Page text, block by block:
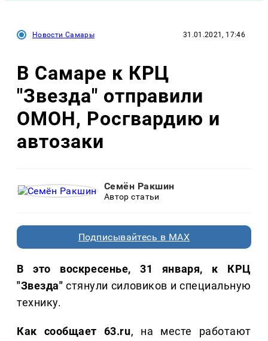
Новости Самары 31.01.2021, 17:46
В Самаре к КРЦ
"Звезда" отправили
ОМОН, Росгвардию и
автозаки
Семён Ракшин
Автор статьи
Подписывайтесь в MAX
В это воскресенье, 31 января, к КРЦ
"Звезда"стянули силовиков и специальную
технику.
Как сообщает 63.ru, на месте работают